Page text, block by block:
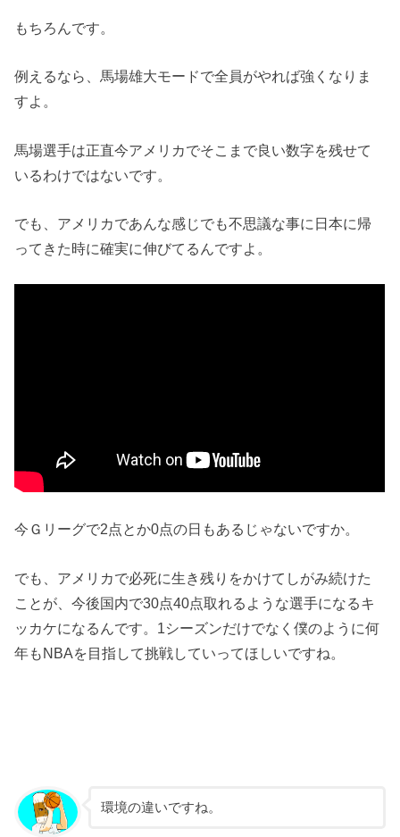
もちろんです。
例えるなら、馬場雄大モードで全員がやれば強くなりま
すよ。
馬場選手は正直今アメリカでそこまで良い数字を残せて
いるわけではないです。
でも、アメリカであんな感じでも不思議な事に日本に帰
ってきた時に確実に伸びてるんですよ。
今Ｇリーグで2点とか0点の日もあるじゃないですか。
でも、アメリカで必死に生き残りをかけてしがみ続けた
ことが、今後国内で30点40点取れるような選手になるキ
ッカケになるんです。1シーズンだけでなく僕のように何
年もNBAを目指して挑戦していってほしいですね。
環境の違いですね。